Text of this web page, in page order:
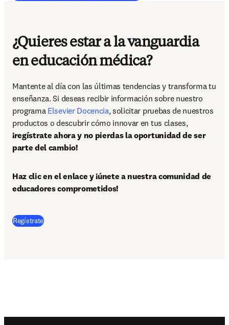
¿Quieres estar a la vanguardia
en educación médica?
Mantente al día con las últimas tendencias y transforma tu
enseñanza. Si deseas recibir información sobre nuestro
programa Elsevier Docencia, solicitar pruebas de nuestros
productos o descubrir cómo innovar en tus clases,
¡regístrate ahora y no pierdas la oportunidad de ser
parte del cambio!
Haz clic en el enlace y ¡únete a nuestra comunidad de
educadores comprometidos!
Regístrate